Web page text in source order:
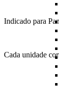
Indicado para
Cada unidade